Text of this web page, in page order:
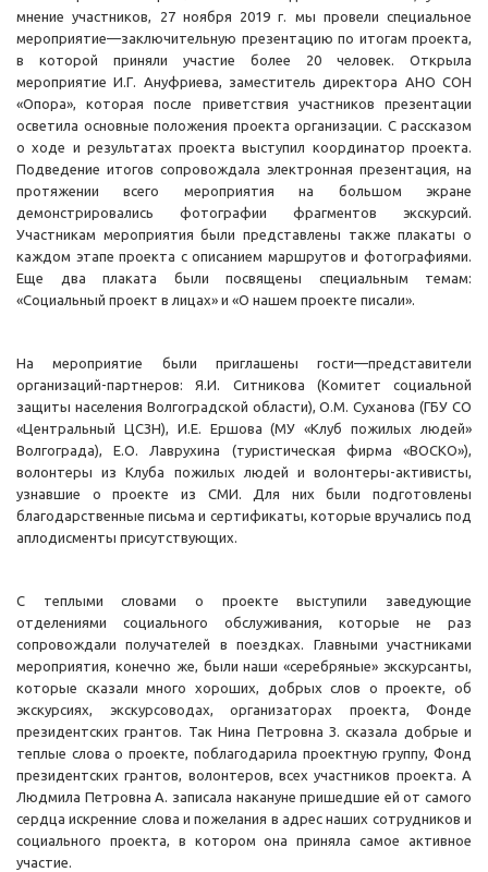
мнение участников, 27 ноября 2019 г. мы провели специальное
мероприятие—заключительную презентацию по итогам проекта,
в которой приняли участие более 20 человек. Открыла
мероприятие И.Г. Ануфриева, заместитель директора АНО СОН
«Опора», которая после приветствия участников презентации
осветила основные положения проекта организации. С рассказом
о ходе и результатах проекта выступил координатор проекта.
Подведение итогов сопровождала электронная презентация, на
протяжении всего мероприятия на большом экране
демонстрировались фотографии фрагментов экскурсий.
Участникам мероприятия были представлены также плакаты о
каждом этапе проекта с описанием маршрутов и фотографиями.
Еще два плаката были посвящены специальным темам:
«Социальный проект в лицах» и «О нашем проекте писали».
На мероприятие были приглашены гости—представители
организаций-партнеров: Я.И. Ситникова (Комитет социальной
защиты населения Волгоградской области), О.М. Суханова (ГБУ СО
«Центральный ЦСЗН), И.Е. Ершова (МУ «Клуб пожилых людей»
Волгограда), Е.О. Лаврухина (туристическая фирма «ВОСКО»),
волонтеры из Клуба пожилых людей и волонтеры-активисты,
узнавшие о проекте из СМИ. Для них были подготовлены
благодарственные письма и сертификаты, которые вручались под
аплодисменты присутствующих.
С теплыми словами о проекте выступили заведующие
отделениями социального обслуживания, которые не раз
сопровождали получателей в поездках. Главными участниками
мероприятия, конечно же, были наши «серебряные» экскурсанты,
которые сказали много хороших, добрых слов о проекте, об
экскурсиях, экскурсоводах, организаторах проекта, Фонде
президентских грантов. Так Нина Петровна З. сказала добрые и
теплые слова о проекте, поблагодарила проектную группу, Фонд
президентских грантов, волонтеров, всех участников проекта. А
Людмила Петровна А. записала накануне пришедшие ей от самого
сердца искренние слова и пожелания в адрес наших сотрудников и
социального проекта, в котором она приняла самое активное
участие.